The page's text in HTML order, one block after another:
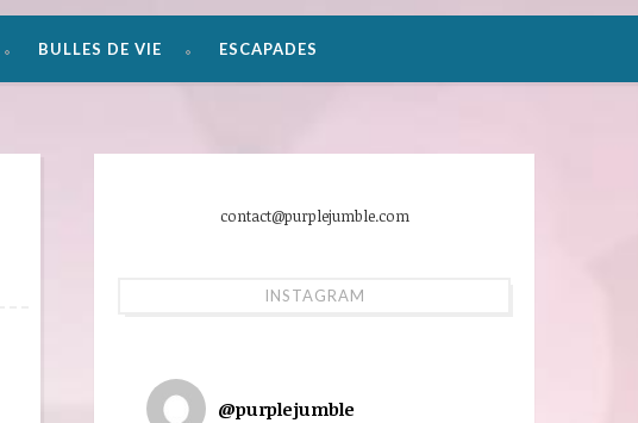
BULLES DE VIE ESCAPADES
contact@purplejumble.com
INSTAGRAM
@purplejumble